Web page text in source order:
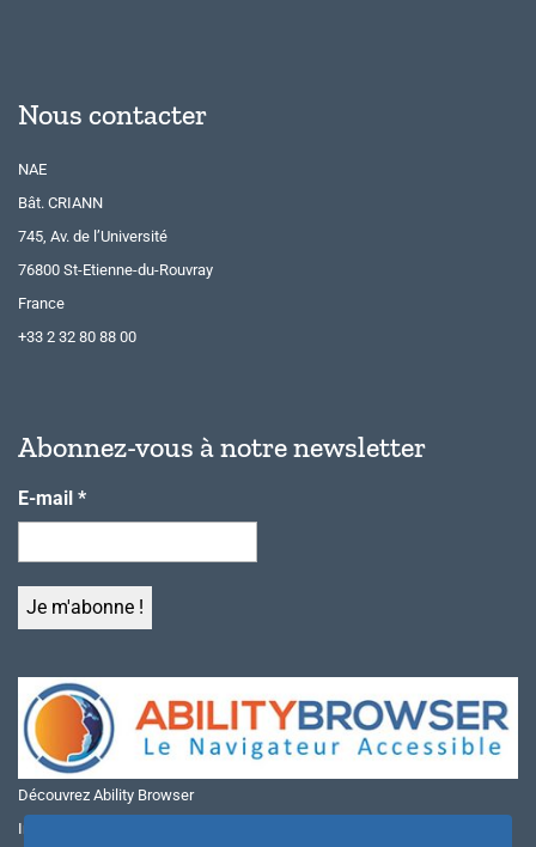
Nous contacter
NAE
Bât. CRIANN
745, Av. de l’Université
76800 St-Etienne-du-Rouvray
France
+33 2 32 80 88 00
Abonnez-vous à notre newsletter
E-mail *
Découvrez Ability Browser
Installer Ability Browser sur Windows